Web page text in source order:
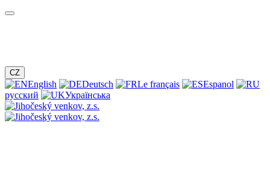
CZ
English Deutsch Le français
Espanol
русский
Українська